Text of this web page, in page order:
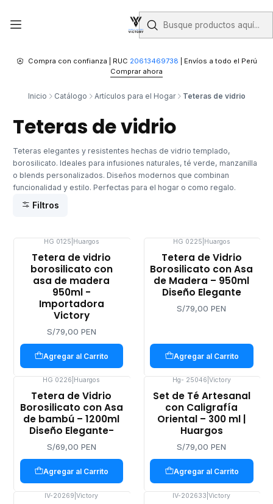
Compra con confianza | RUC 20613469738 | Envíos a todo el Perú
Comprar ahora
Inicio Catálogo Artículos para el Hogar Teteras de vidrio
Teteras de vidrio
Teteras elegantes y resistentes hechas de vidrio templado,
borosilicato. Ideales para infusiones naturales, té verde, manzanilla
o blends personalizados. Diseños modernos que combinan
funcionalidad y estilo. Perfectas para el hogar o como regalo.
Filtros
HG 0125 Huargos
Tetera de vidrio
borosilicato con
asa de madera
950ml -
Importadora
Victory
S/79,00 PEN
Agregar al Carrito
HG 0225 Huargos
Tetera de Vidrio
Borosilicato con Asa
de Madera – 950ml
Diseño Elegante
S/79,00 PEN
Agregar al Carrito
HG 0226 Huargos
Tetera de Vidrio
Borosilicato con Asa
de bambú – 1200ml
Diseño Elegante-
S/69,00 PEN
Agregar al Carrito
Hg- 25046 Victory
Set de Té Artesanal
con Caligrafía
Oriental – 300 ml |
Huargos
S/79,00 PEN
Agregar al Carrito
IV-20269 |Victory IV-202633 |Victory